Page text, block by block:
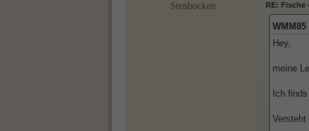
Stenbocken RE: Fische
Hey,
meine
Ich finds
Versteht